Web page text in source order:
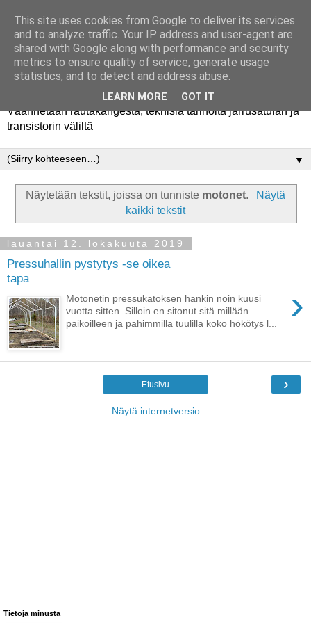
Rautakanki
Väännetään rautakangesta, teknisiä tarinoita jarrusatulan ja
transistorin väliltä
▼
Näytetään tekstit, joissa on tunniste motonet.
Näytä
kaikki tekstit
lauantai 12. lokakuuta 2019
Pressuhallin pystytys -se oikea
tapa
›
Motonetin pressukatoksen hankin noin kuusi
vuotta sitten. Silloin en sitonut sitä millään
paikoilleen ja pahimmilla tuulilla koko hökötys l...
›
Etusivu
Näytä internetversio
Tietoja minusta
This site uses cookies from Google to deliver its services
and to analyze traffic. Your IP address and user-agent are
shared with Google along with performance and security
metrics to ensure quality of service, generate usage
statistics, and to detect and address abuse.
LEARN MORE GOT IT